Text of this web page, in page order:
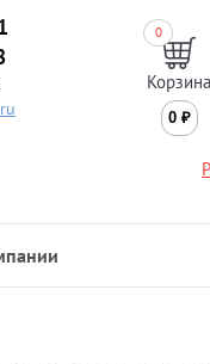
0
Корзина
0 ₽